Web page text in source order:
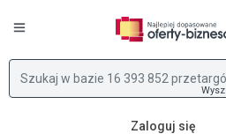
Zaloguj się